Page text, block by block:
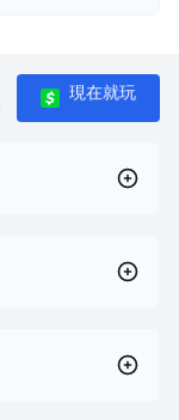
現在就玩